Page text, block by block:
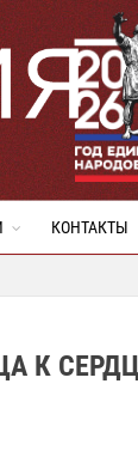
КОНТАКТЫ
К